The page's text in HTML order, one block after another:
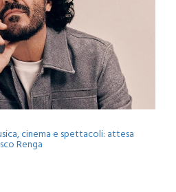
cinema e spettacoli: attesa